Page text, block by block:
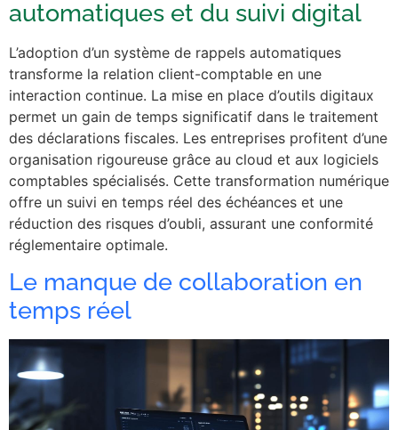
automatiques et du suivi digital
L’adoption d’un système de rappels automatiques
transforme la relation client-comptable en une
interaction continue. La mise en place d’outils digitaux
permet un gain de temps significatif dans le traitement
des déclarations fiscales. Les entreprises profitent d’une
organisation rigoureuse grâce au cloud et aux logiciels
comptables spécialisés. Cette transformation numérique
offre un suivi en temps réel des échéances et une
réduction des risques d’oubli, assurant une conformité
réglementaire optimale.
Le manque de collaboration en
temps réel